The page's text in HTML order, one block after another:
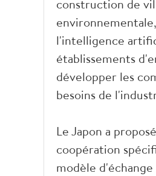
construction de
l'intelligence
établissements
développer les
besoins de
Le Japon a
coopération
modèle